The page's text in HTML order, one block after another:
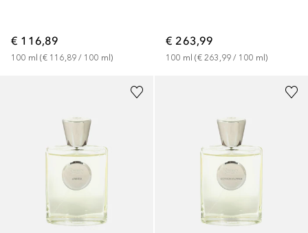
€ 116,89
100 ml (€ 116,89 / 100 ml)
€ 263,99
100 ml (€ 263,99 / 100 ml)